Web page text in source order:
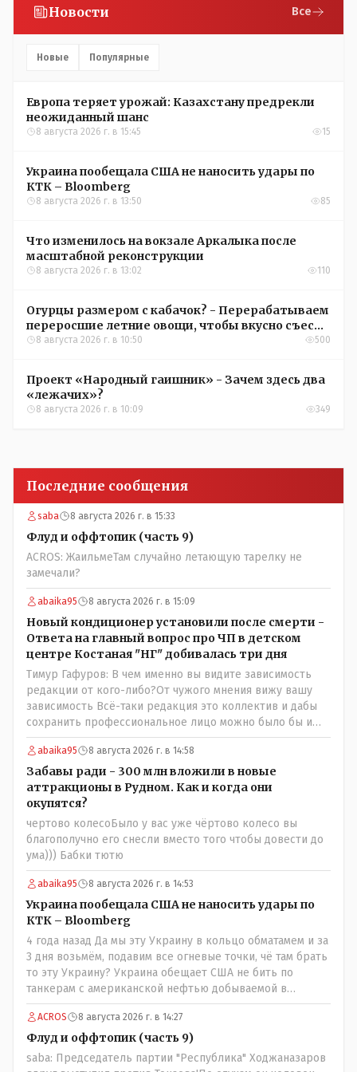
Новости Все
Новые Популярные
Европа теряет урожай: Казахстану предрекли
неожиданный шанс
8 августа 2026 г. в 15:45 15
Украина пообещала США не наносить удары по
КТК – Bloomberg
8 августа 2026 г. в 13:50 85
Что изменилось на вокзале Аркалыка после
масштабной реконструкции
8 августа 2026 г. в 13:02 110
Огурцы размером с кабачок? - Перерабатываем
переросшие летние овощи, чтобы вкусно съесть
зимой
8 августа 2026 г. в 10:50 500
Проект «Народный гаишник» - Зачем здесь два
«лежачих»?
8 августа 2026 г. в 10:09 349
Последние сообщения
saba 8 августа 2026 г. в 15:33
Флуд и оффтопик (часть 9)
ACROS: ЖаильмеТам случайно летающую тарелку не
замечали?
abaika95 8 августа 2026 г. в 15:09
Новый кондиционер установили после смерти -
Ответа на главный вопрос про ЧП в детском
центре Костаная "НГ" добивалась три дня
Тимур Гафуров: В чем именно вы видите зависимость
редакции от кого-либо?От чужого мнения вижу вашу
зависимость Всё-таки редакция это коллектив и дабы
сохранить профессиональное лицо можно было бы и
указать Общественному объединению на не
корректность высказываний о вас в том тоне в котором
была та публикация. Нет вы проглотили оскорбления и
побежали оправдываться Незнаю если бы моего
журналиста поносили на всю округу за его по сути
рабочую ошибку я бы его в обиду не дал. Да признать
ошибку но при этом и указать хейтерам их место как
мне кажется надо. А у вас как-то не получилось. В итоге
есть ощущение что вы не пятая власть а инструмент в
руках тех кто может вас публично поносить maxsaf: А чё,
надо было оставить оригинальную статью, где всё
красиво, чисто и свежо?Да, это называется
журналистика. Человек проделал работу это его взгляд
на вещи У другого свой взгляд Почему вообще кто-то
должен указывать журналисту как писать и в каком
тоне? maxsaf: Ну правда бы всё равно вышла наружу,
все равно кто-то выяснил бы, что новые кондиционеры
установлены ПОСЛЕ смерти ребенка.Флаг в руки.
Выяснили и выяснили что дальше? У журналиста НГ
была другая задача провести репортаж а не
расследование maxsaf: Или тебе такой вариант не
abaika95 8 августа 2026 г. в 14:58
Забавы ради - 300 млн вложили в новые
аттракционы в Рудном. Как и когда они
окупятся?
чертово колесоБыло у вас уже чёртово колесо вы
благополучно его снесли вместо того чтобы довести до
ума))) Бабки тютю
abaika95 8 августа 2026 г. в 14:53
Украина пообещала США не наносить удары по
КТК – Bloomberg
4 года назад Да мы эту Украину в кольцо обматамем и за
3 дня возьмём, подавим все огневые точки, чё там брать
то эту Украину? Украина обещает США не бить по
танкерам с американской нефтью добываемой в
Казахстане-мы сейчас в этой точке
ACROS 8 августа 2026 г. в 14:27
Флуд и оффтопик (часть 9)
saba: Председатель партии "Республика" Ходжаназаров